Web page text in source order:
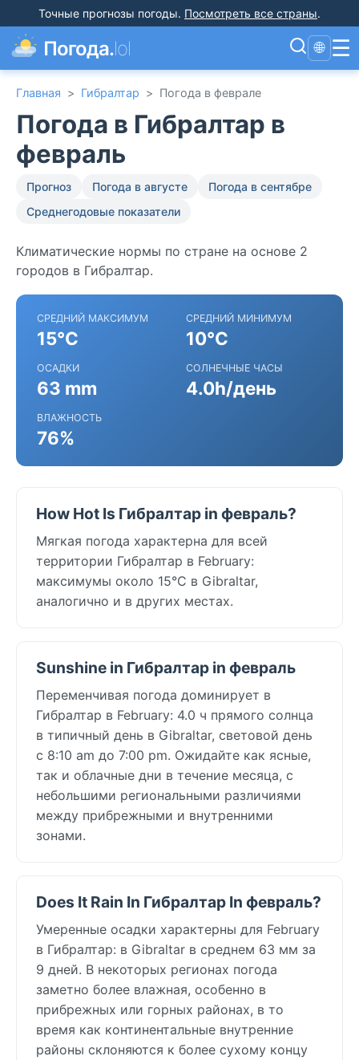
Точные прогнозы погоды. Посмотреть все страны.
Погода.lol 🌐 ☰
Главная > Гибралтар > Погода в феврале
Погода в Гибралтар в
февраль
Прогноз Погода в августе
Погода в сентябре
Среднегодовые показатели
Климатические нормы по стране на основе 2
городов в Гибралтар.
СРЕДНИЙ МАКСИМУМ
15°C
СРЕДНИЙ МИНИМУМ
10°C
ОСАДКИ
63 mm
СОЛНЕЧНЫЕ ЧАСЫ
4.0h/день
ВЛАЖНОСТЬ
76%
How Hot Is Гибралтар in февраль?
Мягкая погода характерна для всей
территории Гибралтар в February:
максимумы около 15°C в Gibraltar,
аналогично и в других местах.
Sunshine in Гибралтар in февраль
Переменчивая погода доминирует в
Гибралтар в February: 4.0 ч прямого солнца
в типичный день в Gibraltar, световой день
с 8:10 am до 7:00 pm. Ожидайте как ясные,
так и облачные дни в течение месяца, с
небольшими региональными различиями
между прибрежными и внутренними
зонами.
Does It Rain In Гибралтар In февраль?
Умеренные осадки характерны для February
в Гибралтар: в Gibraltar в среднем 63 мм за
9 дней. В некоторых регионах погода
заметно более влажная, особенно в
прибрежных или горных районах, в то
время как континентальные внутренние
районы склоняются к более сухому концу